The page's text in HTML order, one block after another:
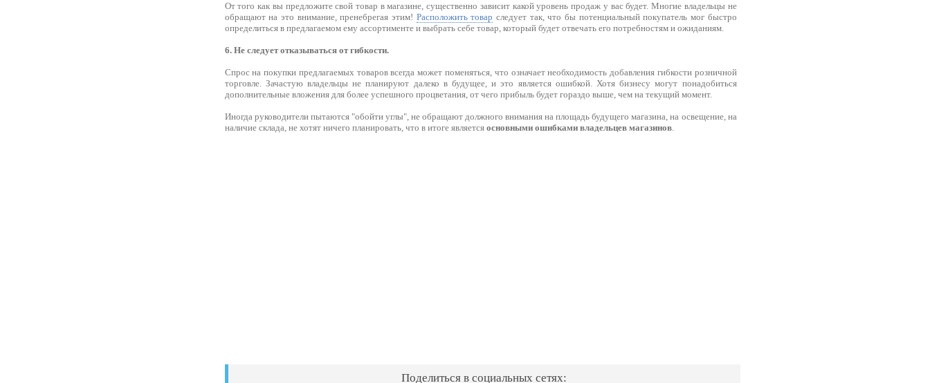
От того как вы предложите свой товар в магазине, существенно зависит какой уровень продаж у вас будет. Многие владельцы не
обращают на это внимание, пренебрегая этим! Расположить товар следует так, что бы потенциальный покупатель мог быстро
определиться в предлагаемом ему ассортименте и выбрать себе товар, который будет отвечать его потребностям и ожиданиям.
6. Не следует отказываться от гибкости.
Спрос на покупки предлагаемых товаров всегда может поменяться, что означает необходимость добавления гибкости розничной
торговле. Зачастую владельцы не планируют далеко в будущее, и это является ошибкой. Хотя бизнесу могут понадобиться
дополнительные вложения для более успешного процветания, от чего прибыль будет гораздо выше, чем на текущий момент.
Иногда руководители пытаются "обойти углы", не обращают должного внимания на площадь будущего магазина, на освещение, на
наличие склада, не хотят ничего планировать, что в итоге является основными ошибками владельцев магазинов.
Поделиться в социальных сетях: